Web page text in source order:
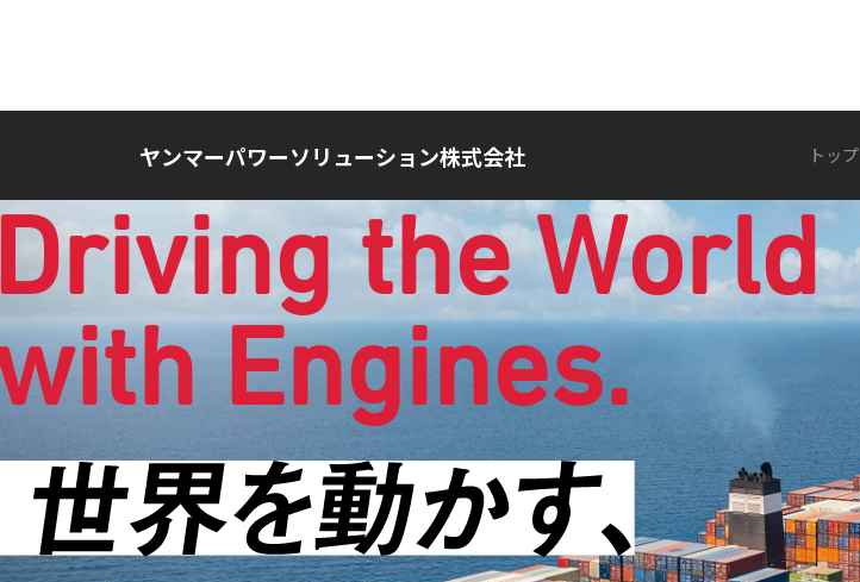
ヤンマーパワーソリューション株式会社 トップ
the World
Engines.